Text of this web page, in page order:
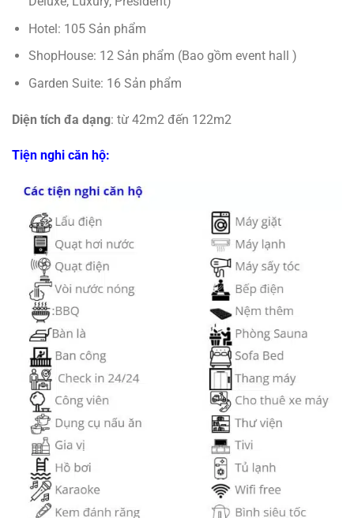
Hotel: 105 Sản phẩm
ShopHouse: 12 Sản phẩm (Bao gồm event hall )
Garden Suite: 16 Sản phẩm
Diện tích đa dạng: từ 42m2 đến 122m2
Tiện nghi căn hộ: